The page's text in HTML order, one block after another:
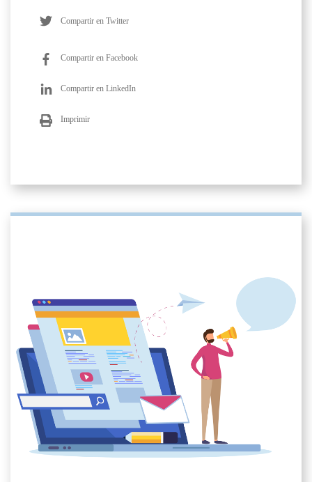
Compartir en Twitter
Compartir en Facebook
Compartir en LinkedIn
Imprimir